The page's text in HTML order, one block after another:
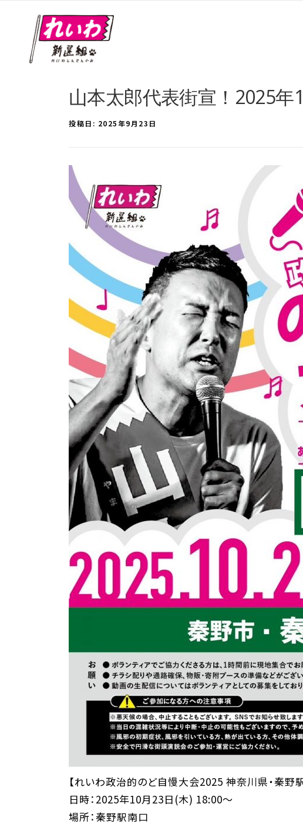
山本太郎代表街宣！2025年
投稿日: 2025年9月23日
【れいわ政治的のど自慢大会2025 神奈川県・秦野駅
日時：2025年10月23日(木) 18:00～
場所：秦野駅南口